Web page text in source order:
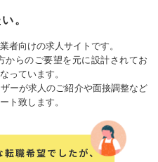
。
者向けの求人サイトです。
からのご要望を元に設計されてお
っています。
ーが求人のご紹介や面接調整など
ト致します。